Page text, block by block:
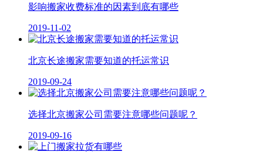
影响搬家收费标准的因素到底有哪些
2019-11-02
北京长途搬家需要知道的托运常识
2019-09-24
选择北京搬家公司需要注意哪些问题呢？
2019-09-16